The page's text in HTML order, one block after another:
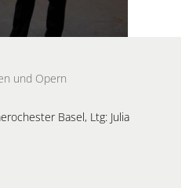
und Opern
Basel, Ltg: Julia